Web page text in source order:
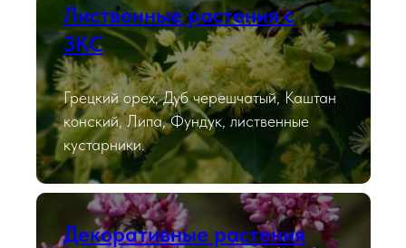
Лиственные растения с
ЗКС
Грецкий орех, Дуб черешчатый, Каштан
конский, Липа, Фундук, лиственные
кустарники.
Декоративные растения